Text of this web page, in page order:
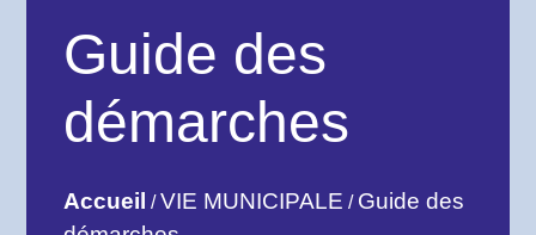
Guide des
démarches
Accueil /VIE MUNICIPALE / Guide des